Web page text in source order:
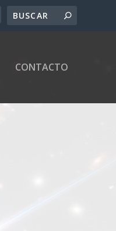
CONTACTO